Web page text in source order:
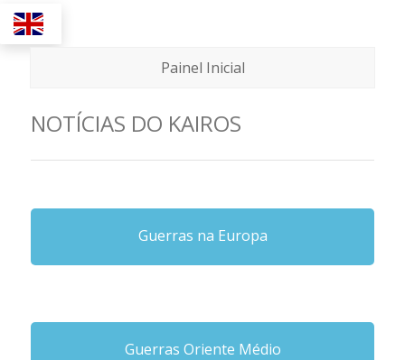
Abas
Painel Inicial
NOTÍCIAS DO KAIROS
Guerras na Europa
Guerras Oriente Médio